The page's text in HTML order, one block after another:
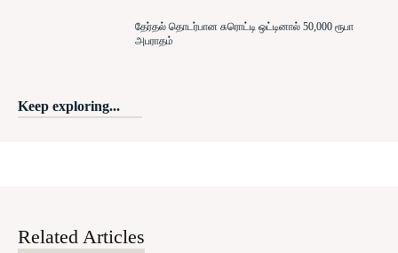
தேர்தல் தொடர்பான சுரொட்டி ஒட்டினால் 50,000 ரூபா
அபராதம்
Keep exploring...
Related Articles